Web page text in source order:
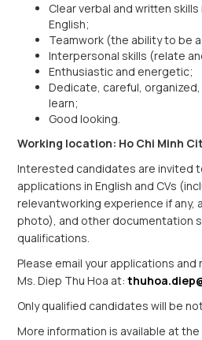
Clear verbal and written
English;
Teamwork (the ability to be
Interpersonal skills (relate
Enthusiastic and energetic;
Dedicate, careful,
learn;
Good looking.
Working location: Ho Chi Minh
Interested candidates are invited
applications in English and CVs
relevantworking experience if any,
photo), and other documentation
qualifications.
Please email your applications
Ms. Diep Thu Hoa at:
Only qualified candidates will be
More information is available at